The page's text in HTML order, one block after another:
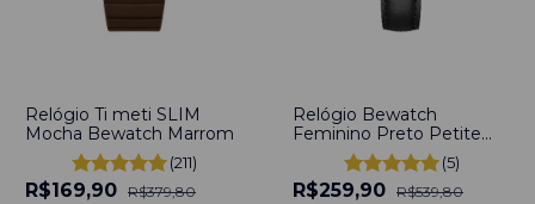
Relógio Ti meti SLIM
Mocha Bewatch Marrom
(211)
R$169,90 R$379,80
Relógio Bewatch
Feminino Preto Petite
Full Gold 32mm Aço
Inoxidável banhado a
titânio
(5)
R$259,90 R$539,80